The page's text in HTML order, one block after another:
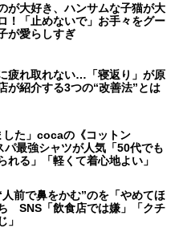
が大好き、ハンサムな子猫が大
！「止めないで」お手々をグー
が愛らしすぎ
疲れ取れない…「寝返り」が原
紹介する3つの“改善法”とは
した」cocaの《コットン
パ最強シャツが人気「50代でも
れる」「軽くて着心地よい」
前で鼻をかむ”のを「やめてほ
SNS「飲食店では嫌」「クチ
」